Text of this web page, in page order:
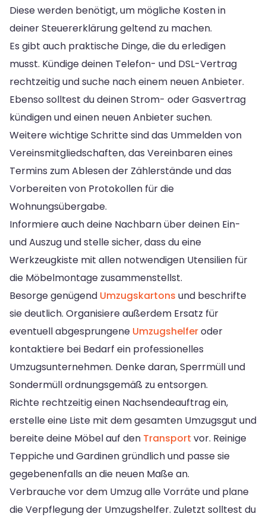
Diese werden benötigt, um mögliche Kosten in
deiner Steuererklärung geltend zu machen.
Es gibt auch praktische Dinge, die du erledigen
musst. Kündige deinen Telefon- und DSL-Vertrag
rechtzeitig und suche nach einem neuen Anbieter.
Ebenso solltest du deinen Strom- oder Gasvertrag
kündigen und einen neuen Anbieter suchen.
Weitere wichtige Schritte sind das Ummelden von
Vereinsmitgliedschaften, das Vereinbaren eines
Termins zum Ablesen der Zählerstände und das
Vorbereiten von Protokollen für die
Wohnungsübergabe.
Informiere auch deine Nachbarn über deinen Ein-
und Auszug und stelle sicher, dass du eine
Werkzeugkiste mit allen notwendigen Utensilien für
die Möbelmontage zusammenstellst.
Besorge genügend Umzugskartons und beschrifte
sie deutlich. Organisiere außerdem Ersatz für
eventuell abgesprungene Umzugshelferoder
kontaktiere bei Bedarf ein professionelles
Umzugsunternehmen. Denke daran, Sperrmüll und
Sondermüll ordnungsgemäß zu entsorgen.
Richte rechtzeitig einen Nachsendeauftrag ein,
erstelle eine Liste mit dem gesamten Umzugsgut und
bereite deine Möbel auf den Transport vor. Reinige
Teppiche und Gardinen gründlich und passe sie
gegebenenfalls an die neuen Maße an.
Verbrauche vor dem Umzug alle Vorräte und plane
die Verpflegung der Umzugshelfer. Zuletzt solltest du